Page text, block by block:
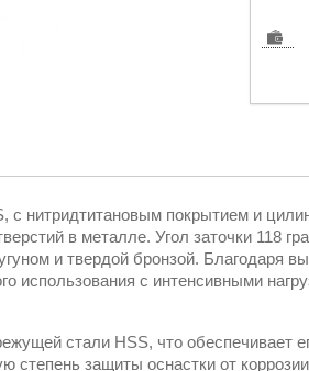
нитридтитановым покрытием и
в металле. Угол заточки 118
и твердой бронзой. Благодаря
использования с интенсивными
стали HSS, что обеспечивает
степень защиты оснастки от